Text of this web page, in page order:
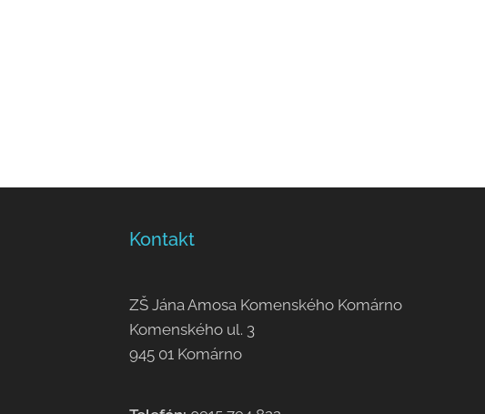
Kontakt
ZŠ Jána Amosa Komenského Komárno
Komenského ul. 3
945 01 Komárno